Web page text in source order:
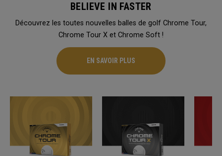
BELIEVE IN FASTER
Découvrez les toutes nouvelles balles de golf Chrome Tour,
Chrome Tour X et Chrome Soft !
EN SAVOIR PLUS